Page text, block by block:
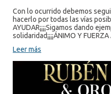
Con lo ocurrido debemos
hacerlo por todas las vías
AYUDAR¡¡¡¡Sigamos dando
solidaridad¡¡¡¡ÁNIMO Y FUERZA
Leer más